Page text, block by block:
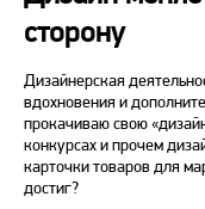
сторону
Дизайнерская
вдохновения и
прокачиваю свою
конкурсах и прочем
карточки товаров для
достиг?